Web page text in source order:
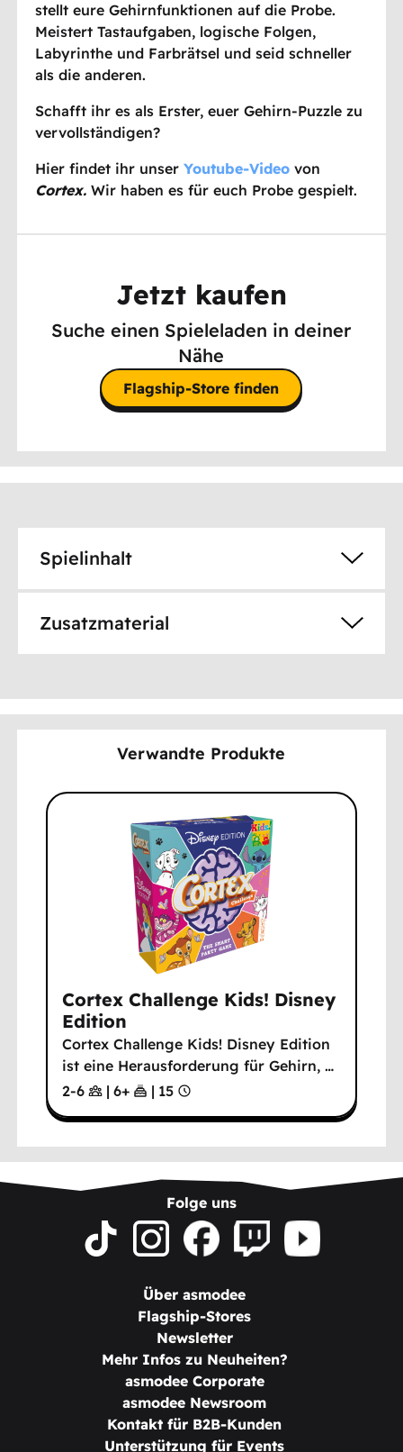
stellt eure Gehirnfunktionen auf die Probe.
Meistert Tastaufgaben, logische Folgen,
Labyrinthe und Farbrätsel und seid schneller
als die anderen.
Schafft ihr es als Erster, euer Gehirn-Puzzle zu
vervollständigen?
Hier findet ihr unserYoutube-Video von
Cortex. Wir haben es für euch Probe gespielt.
Jetzt kaufen
Suche einen Spieleladen in deiner
Nähe
Flagship-Store finden
Spielinhalt
Zusatzmaterial
Verwandte Produkte
Cortex Challenge Kids! Disney
Edition
Cortex Challenge Kids! Disney Edition
ist eine Herausforderung für Gehirn,…
2-6
| 6+ | 15
Folge uns
Über asmodee
Flagship-Stores
Newsletter
Mehr Infos zu Neuheiten?
asmodee Corporate
asmodee Newsroom
Kontakt für B2B-Kunden
Unterstützung für Events